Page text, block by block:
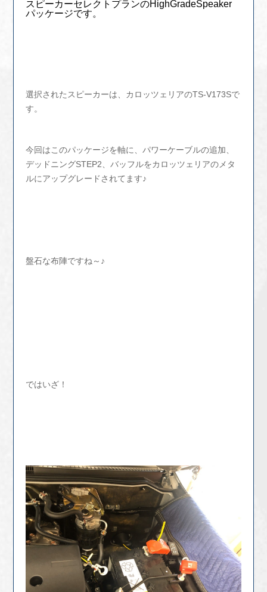
スピーカーセレクトプランのHighGradeSpeaker
パッケージです。
選択されたスピーカーは、カロッツェリアのTS-V173Sで
す。
今回はこのパッケージを軸に、パワーケーブルの追加、
デッドニングSTEP2、バッフルをカロッツェリアのメタ
ルにアップグレードされてます♪
盤石な布陣ですね～♪
ではいざ！